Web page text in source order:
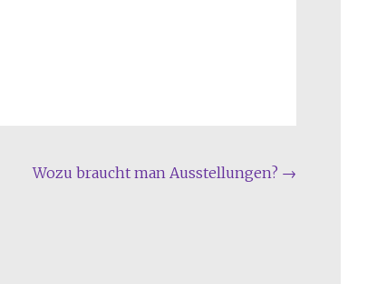
Wozu braucht man Ausstellungen? →